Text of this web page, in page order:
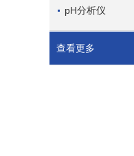
pH分析仪
查看更多